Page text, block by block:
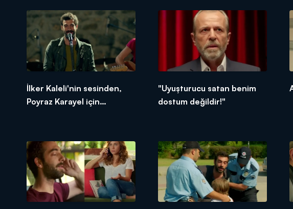
İlker Kaleli'nin sesinden,
Poyraz Karayel için
"Uyuşturucu satan benim
dostum değildir!"